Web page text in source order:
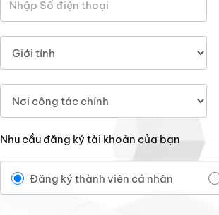
Nhu cầu đăng ký tài khoản của bạn
Đăng ký thành viên cá nhân